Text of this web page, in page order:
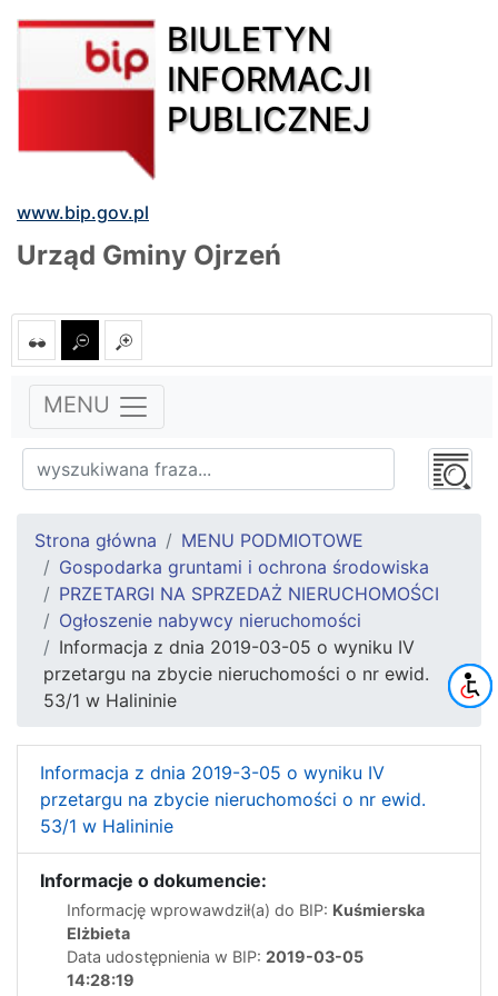
BIULETYN
INFORMACJI
PUBLICZNEJ
www.bip.gov.pl
Urząd Gminy Ojrzeń
MENU
Strona główna
MENU PODMIOTOWE
Gospodarka gruntami i ochrona środowiska
PRZETARGI NA SPRZEDAŻ NIERUCHOMOŚCI
Ogłoszenie nabywcy nieruchomości
Informacja z dnia 2019-03-05 o wyniku IV
przetargu na zbycie nieruchomości o nr ewid.
53/1 w Halininie
Informacja z dnia 2019-3-05 o wyniku IV
przetargu na zbycie nieruchomości o nr ewid.
53/1 w Halininie
Informacje o dokumencie:
Informację wprowawdził(a) do BIP: Kuśmierska
Elżbieta
Data udostępnienia w BIP: 2019-03-05
14:28:19